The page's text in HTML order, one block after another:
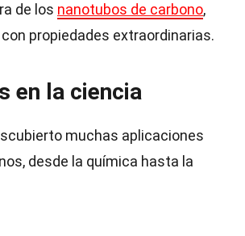
de los nanotubos de carbono,
propiedades extraordinarias.
en la ciencia
muchas aplicaciones
desde la química hasta la